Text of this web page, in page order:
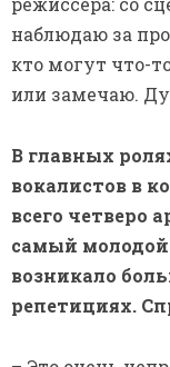
– Это очень
его жанр. В
здесь
в нашем кабаре
театральном
сделал
очень смешно,
сразу понял,
Кроме того, для